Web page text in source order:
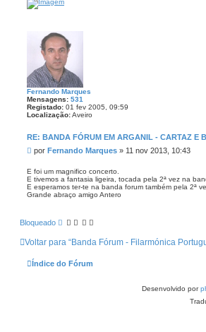
v
Fernando Marques
Mensagens: 531
Registado: 01 fev 2005, 09:59
Localização:Aveiro
RE: BANDA FÓRUM EM ARGANIL - CARTAZ E
M
n
s
a
g
por Fernando Marques » 11 nov 2013, 10:43
E foi um magnifico concerto.
E tivemos a fantasia ligeira, tocada pela 2ª vez na
E esperamos ter-te na banda forum também pela 2ª
Grande abraço amigo Antero
Bloqueado
Voltar para “Banda Fórum - Filarmónica
Índice do Fórum
Desenvolvido por